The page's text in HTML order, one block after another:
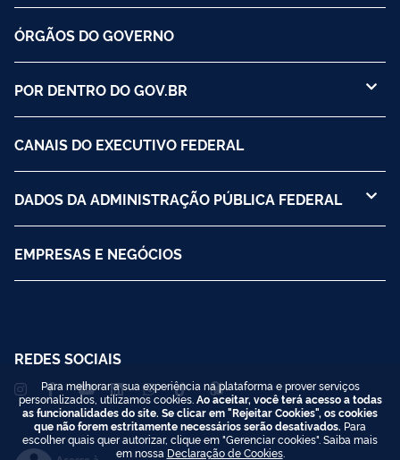
ÓRGÃOS DO GOVERNO
POR DENTRO DO GOV.BR
CANAIS DO EXECUTIVO FEDERAL
DADOS DA ADMINISTRAÇÃO PÚBLICA FEDERAL
EMPRESAS E NEGÓCIOS
REDES SOCIAIS
Para melhorar a sua experiência na plataforma e prover serviços
personalizados, utilizamos cookies. Ao aceitar, você terá acesso a todas
as funcionalidades do site. Se clicar em "Rejeitar Cookies", os cookies
que não forem estritamente necessários serão desativados. Para
escolher quais quer autorizar, clique em "Gerenciar cookies". Saiba mais
em nossa Declaração de Cookies.